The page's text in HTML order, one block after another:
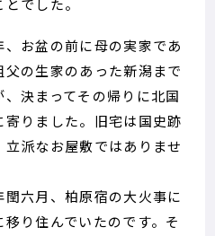
でした。
お盆の前に母の実家であ
の生家のあった新潟まで
決まってその帰りに北国
りました。旧宅は国史跡
派なお屋敷ではありませ
六月、柏原宿の大火事に
り住んでいたのです。そ